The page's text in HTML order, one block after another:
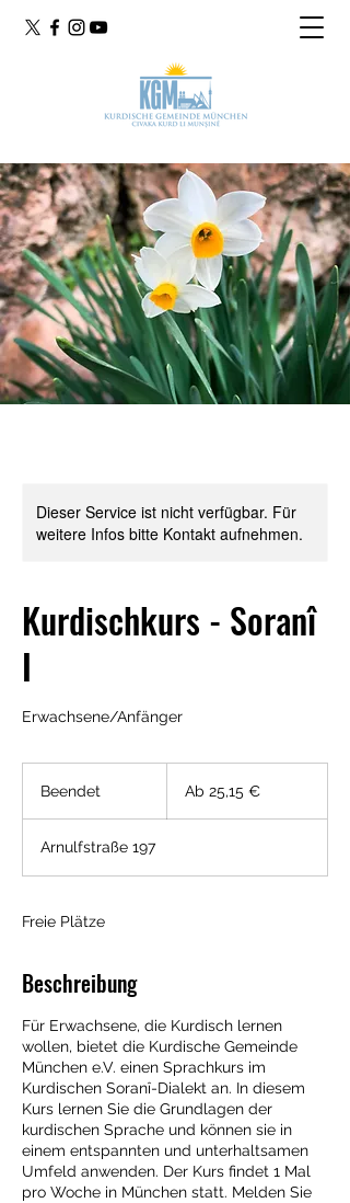
Dieser Service ist nicht verfügbar. Für
weitere Infos bitte Kontakt aufnehmen.
Kurdischkurs - Soranî
I
Erwachsene/Anfänger
Beendet
n
d
t
EuroAb 25,15 €
Arnulfstraße 197
Freie Plätze
Beschreibung
Für Erwachsene, die Kurdisch lernen
wollen, bietet die Kurdische Gemeinde
München e.V. einen Sprachkurs im
Kurdischen Soranî-Dialekt an. In diesem
Kurs lernen Sie die Grundlagen der
kurdischen Sprache und können sie in
einem entspannten und unterhaltsamen
Umfeld anwenden. Der Kurs findet 1 Mal
pro Woche in München statt. Melden Sie